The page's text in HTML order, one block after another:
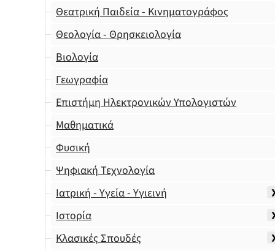
Θεατρική Παιδεία - Κινηματογράφος
Θεολογία - Θρησκειολογία
Βιολογία
Γεωγραφία
Επιστήμη Ηλεκτρονικών Υπολογιστών
Μαθηματικά
Φυσική
Ψηφιακή Τεχνολογία
Ιατρική - Υγεία - Υγιεινή
Ιστορία
Κλασικές Σπουδές